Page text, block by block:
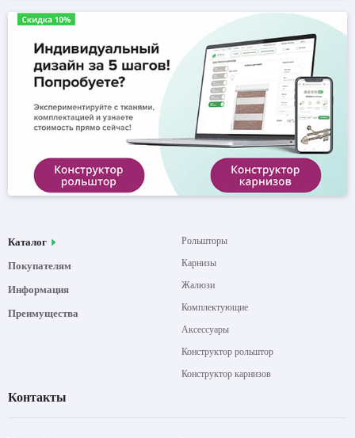
Каталог
Покупателям
Информация
Преимущества
Рольшторы
Карнизы
Жалюзи
Комплектующие
Аксессуары
Конструктор рольштор
Конструктор карнизов
Контакты